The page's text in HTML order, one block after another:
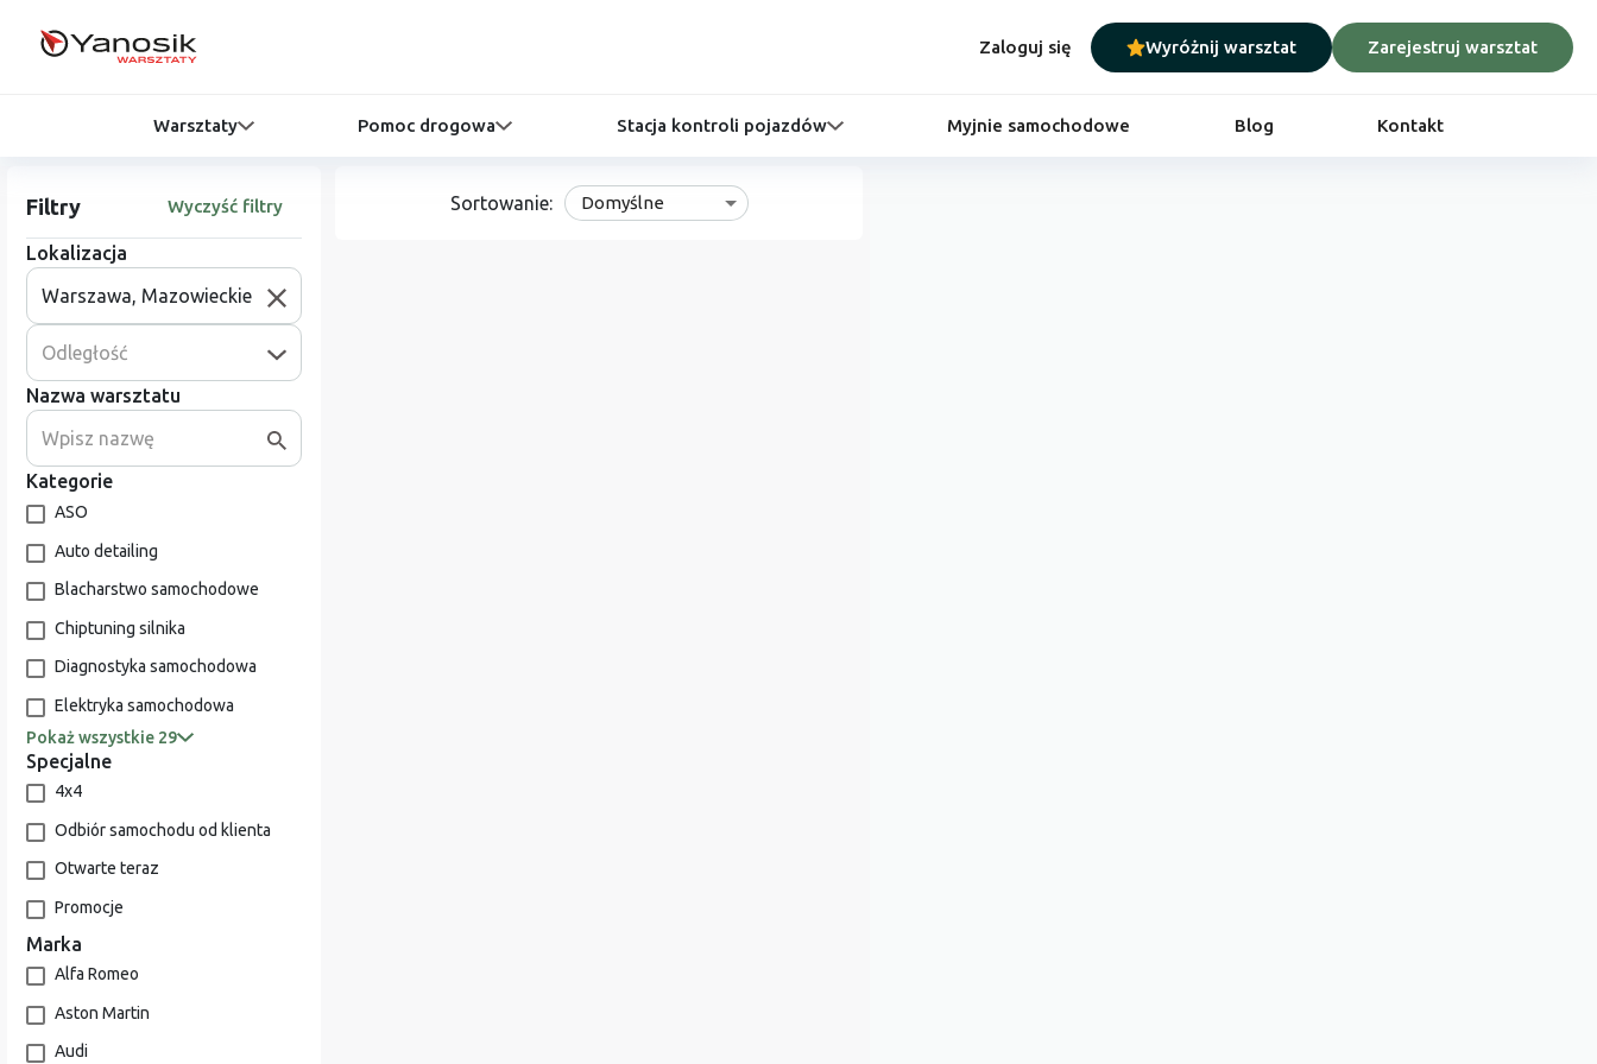
Zaloguj się Wyróżnij warsztat Zarejestruj warsztat
Warsztaty Pomoc drogowa Stacja kontroli pojazdów Myjnie samochodowe Blog Kontakt
Filtry Wyczyść filtry
Lokalizacja
Odległość
Nazwa warsztatu
Kategorie
ASO
Auto detailing
Blacharstwo samochodowe
Chiptuning silnika
Diagnostyka samochodowa
Elektryka samochodowa
Pokaż wszystkie 29
Specjalne
4x4
Odbiór samochodu od klienta
Otwarte teraz
Promocje
Marka
Alfa Romeo
Aston Martin
Audi
Sortowanie: Domyślne